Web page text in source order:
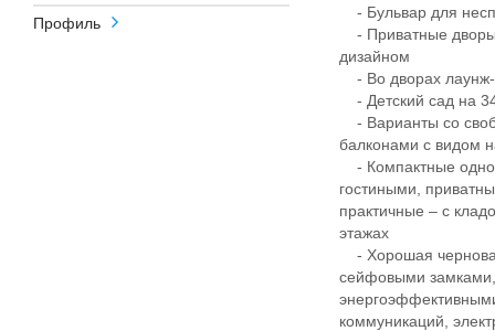
Профиль
- Бульвар для
- Приватные
дизайном
- Во дворах лаунж-
- Детский сад на
- Варианты со
балконами с видом
- Компактные
гостиными,
практичные – с
этажах
- Хорошая
сейфовыми
коммуникаций,